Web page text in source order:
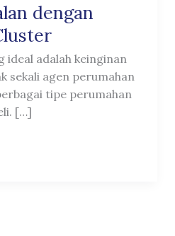
dengan
ideal adalah keinginan
sekali agen perumahan
tipe perumahan
[…]